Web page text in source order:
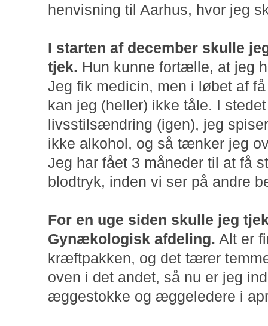
henvisning til Aarhus, hvor jeg
I starten af december skulle
tjek. Hun kunne fortælle, at jeg
Jeg fik medicin, men i løbet af
kan jeg (heller) ikke tåle. I
livsstilsændring (igen), jeg
ikke alkohol, og så tænker jeg
Jeg har fået 3 måneder til at få
blodtryk, inden vi ser på andre
For en uge siden skulle jeg
Gynækologisk afdeling. Alt er
kræftpakken, og det tærer
oven i det andet, så nu er jeg
æggestokke og æggeledere i